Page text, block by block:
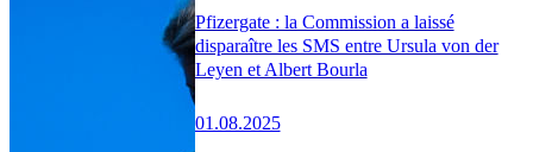
Pfizergate : la Commission a laissé
disparaître les SMS entre Ursula von der
Leyen et Albert Bourla
01.08.2025